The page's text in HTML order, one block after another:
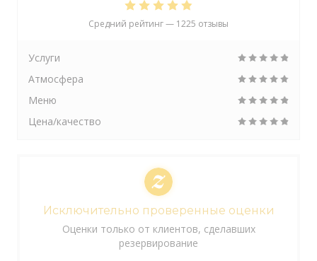
Средний рейтинг — 1225 отзывы
Услуги
Атмосфера
Меню
Цена/качество
Исключительно проверенные оценки
Оценки только от клиентов, сделавших
резервирование